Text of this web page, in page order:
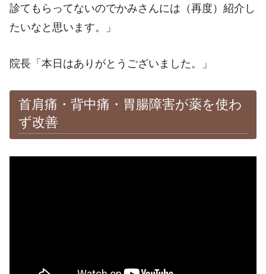
診てもらってないのでかみさんには（再度）紹介し
たいなと思います。」
院長「本日はありがとうございました。」
首肩痛・背中痛・胃腸障害が薬を使わ
ず改善